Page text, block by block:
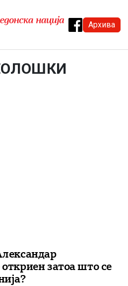
Архива
затоа што се